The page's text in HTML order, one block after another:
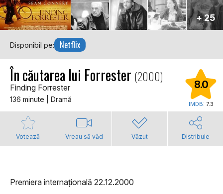
+ 25
Disponibil pe: Netflix
În căutarea lui Forrester (2000)
Finding Forrester
136 minute | Dramă
8.0
IMDB: 7.3
Votează Vreau să văd Văzut Distribuie
Premiera internațională 22.12.2000